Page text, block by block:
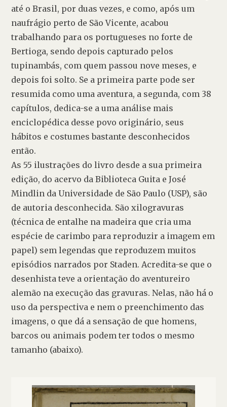
até o Brasil, por duas vezes, e como, após um
naufrágio perto de São Vicente, acabou
trabalhando para os portugueses no forte de
Bertioga, sendo depois capturado pelos
tupinambás, com quem passou nove meses, e
depois foi solto. Se a primeira parte pode ser
resumida como uma aventura, a segunda, com 38
capítulos, dedica-se a uma análise mais
enciclopédica desse povo originário, seus
hábitos e costumes bastante desconhecidos
então.
As 55 ilustrações do livro desde a sua primeira
edição, do acervo da Biblioteca Guita e José
Mindlin da Universidade de São Paulo (USP), são
de autoria desconhecida. São xilogravuras
(técnica de entalhe na madeira que cria uma
espécie de carimbo para reproduzir a imagem em
papel) sem legendas que reproduzem muitos
episódios narrados por Staden. Acredita-se que o
desenhista teve a orientação do aventureiro
alemão na execução das gravuras. Nelas, não há o
uso da perspectiva e nem o preenchimento das
imagens, o que dá a sensação de que homens,
barcos ou animais podem ter todos o mesmo
tamanho (abaixo).